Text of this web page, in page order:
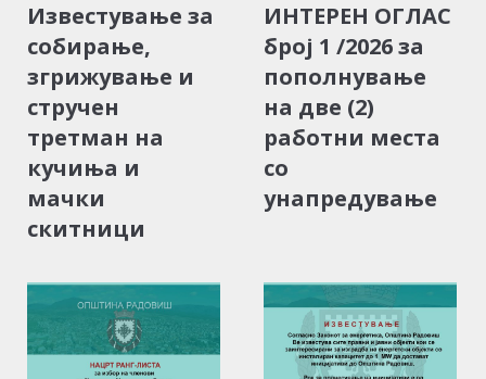
Известување за
собирање,
згрижување и
стручен
третман на
кучиња и
мачки
скитници
ИНТЕРЕН ОГЛАС
број 1 /2026 за
пополнување
на две (2)
работни места
со
унапредување